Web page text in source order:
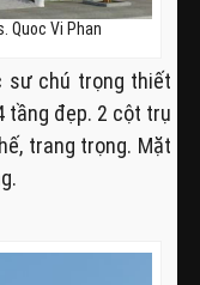
Quoc Vi Phan
sư chú trọng thiết
tầng đẹp. 2 cột trụ
trang trọng. Mặt